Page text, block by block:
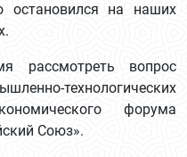
остановился на наших
рассмотреть вопрос
технологических
форума
Союз».